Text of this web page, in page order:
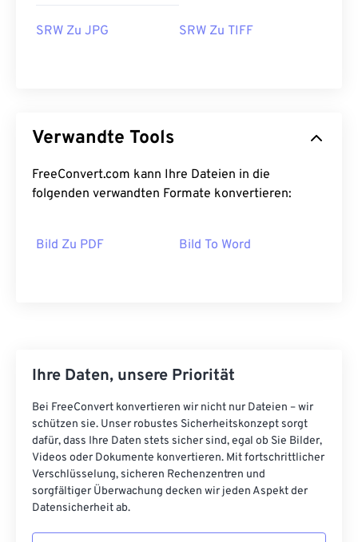
SRW Zu JPG SRW Zu TIFF
Verwandte Tools
FreeConvert.com kann Ihre Dateien in die
folgenden verwandten Formate konvertieren:
Bild Zu PDF Bild To Word
Ihre Daten, unsere Priorität
Bei FreeConvert konvertieren wir nicht nur Dateien – wir
schützen sie. Unser robustes Sicherheitskonzept sorgt
dafür, dass Ihre Daten stets sicher sind, egal ob Sie Bilder,
Videos oder Dokumente konvertieren. Mit fortschrittlicher
Verschlüsselung, sicheren Rechenzentren und
sorgfältiger Überwachung decken wir jeden Aspekt der
Datensicherheit ab.